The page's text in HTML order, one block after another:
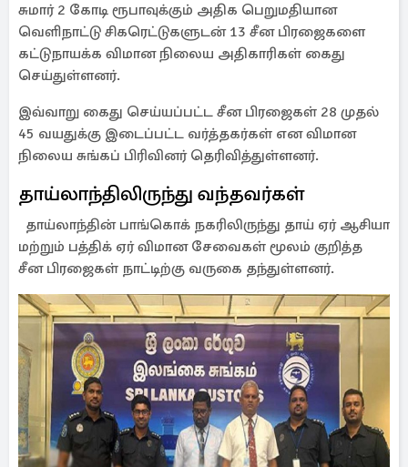
சுமார் 2 கோடி ரூபாவுக்கும் அதிக பெறுமதியான
வெளிநாட்டு சிகரெட்டுகளுடன் 13 சீன பிரஜைகளை
கட்டுநாயக்க விமான நிலைய அதிகாரிகள் கைது
செய்துள்ளனர்.
இவ்வாறு கைது செய்யப்பட்ட சீன பிரஜைகள் 28 முதல்
45 வயதுக்கு இடைப்பட்ட வர்த்தகர்கள் என விமான
நிலைய சுங்கப் பிரிவினர் தெரிவித்துள்ளனர்.
தாய்லாந்திலிருந்து வந்தவர்கள்
தாய்லாந்தின் பாங்கொக் நகரிலிருந்து தாய் ஏர் ஆசியா
மற்றும் பத்திக் ஏர் விமான சேவைகள் மூலம் குறித்த
சீன பிரஜைகள் நாட்டிற்கு வருகை தந்துள்ளனர்.